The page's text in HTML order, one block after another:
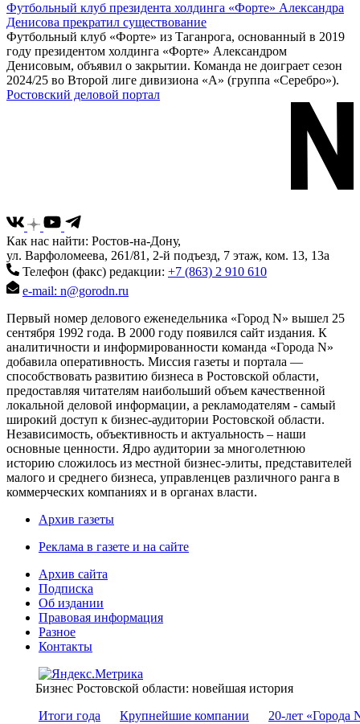
Футбольный клуб президента холдинга «Форте» Александра
Денисова прекратил существование
Футбольный клуб «Форте» из Таганрога, основанный в 2019
году президентом холдинга «Форте» Александром
Денисовым, объявил о закрытии. Команда не доиграет сезон
2024/25 во Второй лиге дивизиона «А» (группа «Серебро»).
Ростовский деловой портал
Как нас найти: Ростов-на-Дону,
ул. Варфоломеева, 261/81, 2-й подъезд, 7 этаж, ком. 13, 13а
Телефон (факс) редакции: +7 (863) 2 910 610
e-mail: n@gorodn.ru
Первый номер делового еженедельника «Город N» вышел 25
сентября 1992 года. В 2000 году появился сайт издания. К
аналитичности и информированности команда «Города N»
добавила оперативность. Миссия газеты и портала —
способствовать развитию бизнеса в Ростовской области,
предоставляя читателям наибольший объем качественной
локальной деловой информации, а рекламодателям - самый
широкий доступ к бизнес-аудитории Ростовской области.
Независимость, объективность и актуальность – наши
основные ценности. Ядро аудитории за многолетнюю
историю сложилось из местной бизнес-элиты, представителей
малого и среднего бизнеса, управленцев различного ранга в
коммерческих компаниях и в органах власти.
Архив газеты
Реклама в газете и на сайте
Архив сайта
Подписка
Об издании
Правовая информация
Разное
Контакты
Бизнес Ростовской области: новейшая история
Итоги года
Крупнейшие компании 20-лет «Города